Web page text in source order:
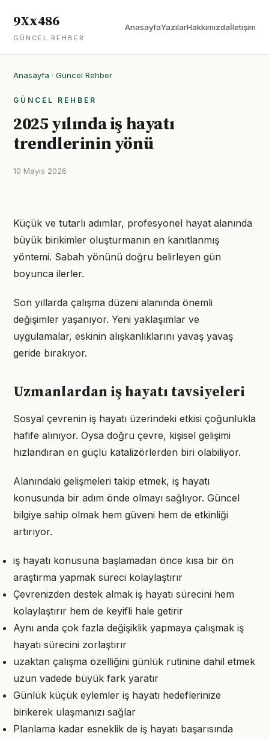
9Xx486
GÜNCEL REHBER
AnasayfaYazılarHakkımızdaİletişim
Anasayfa · Güncel Rehber
GÜNCEL REHBER
2025 yılında iş hayatı
trendlerinin yönü
10 Mayıs 2026
Küçük ve tutarlı adımlar, profesyonel hayat alanında
büyük birikimler oluşturmanın en kanıtlanmış
yöntemi. Sabah yönünü doğru belirleyen gün
boyunca ilerler.
Son yıllarda çalışma düzeni alanında önemli
değişimler yaşanıyor. Yeni yaklaşımlar ve
uygulamalar, eskinin alışkanlıklarını yavaş yavaş
geride bırakıyor.
Uzmanlardan iş hayatı tavsiyeleri
Sosyal çevrenin iş hayatı üzerindeki etkisi çoğunlukla
hafife alınıyor. Oysa doğru çevre, kişisel gelişimi
hızlandıran en güçlü katalizörlerden biri olabiliyor.
Alanındaki gelişmeleri takip etmek, iş hayatı
konusunda bir adım önde olmayı sağlıyor. Güncel
bilgiye sahip olmak hem güveni hem de etkinliği
artırıyor.
iş hayatı konusuna başlamadan önce kısa bir ön
araştırma yapmak süreci kolaylaştırır
Çevrenizden destek almak iş hayatı sürecini hem
kolaylaştırır hem de keyifli hale getirir
Aynı anda çok fazla değişiklik yapmaya çalışmak iş
hayatı sürecini zorlaştırır
uzaktan çalışma özelliğini günlük rutinine dahil etmek
uzun vadede büyük fark yaratır
Günlük küçük eylemler iş hayatı hedeflerinize
birikerek ulaşmanızı sağlar
Planlama kadar esneklik de iş hayatı başarısında